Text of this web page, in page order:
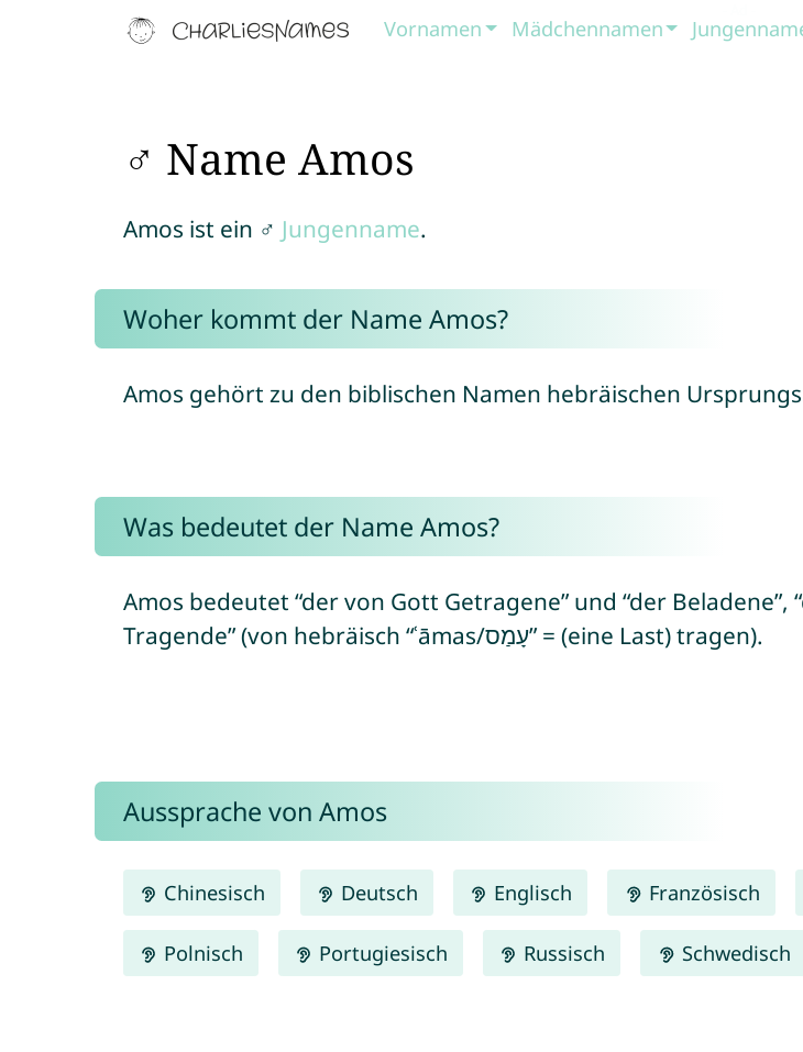
Vornamen Mädchennamen
♂ Name Amos
Amos ist ein ♂ Jungenname.
Woher kommt der Name Amos?
Amos gehört zu den biblischen Namen hebräischen
Was bedeutet der Name Amos?
Amos bedeutet “der von Gott Getragene” und “der Beladene”,
Tragende” (von hebräisch “ʿāmas/עָמַס” = (eine Last) tragen).
Aussprache von Amos
Chinesisch Deutsch Englisch Französisch
Polnisch Portugiesisch Russisch Schwedisch